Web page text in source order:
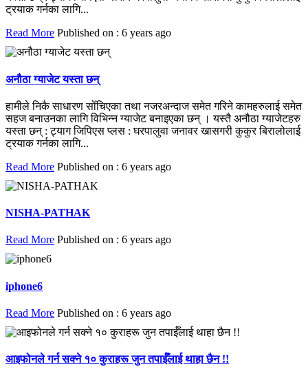
ट्रयाक गर्नका लागि...
Read More Published on : 6 years ago
अनौठा ग्याजेट यस्ता छन्
हामीले निकै साधारण सोँचिएका तथा नजरअन्दाज समेत गरिने कामहरुलाई समेत
सहज बनाउनका लागि विभिन्न ग्याजेट बनाइएका छन् । यस्तै अनौठा ग्याजेटहरु
यस्ता छन् : ट्याग जिपिएस प्लस : घरपालुवा जनावर खासगरी कुकुर बिरालोलाई
ट्रयाक गर्नका लागि...
Read More Published on : 6 years ago
NISHA-PATHAK
Read More Published on : 6 years ago
iphone6
Read More Published on : 6 years ago
आइफोनले गर्न सक्ने १० कुराहरू जुन तपाईँलाई थाहा छैन !!